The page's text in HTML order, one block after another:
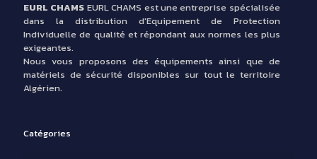
EURL CHAMS EURL CHAMS est une entreprise spécialisée
dans la distribution d'Equipement de Protection
Individuelle de qualité et répondant aux normes les plus
exigeantes.
Nous vous proposons des équipements ainsi que de
matériels de sécurité disponibles sur tout le territoire
Algérien.
Catégories